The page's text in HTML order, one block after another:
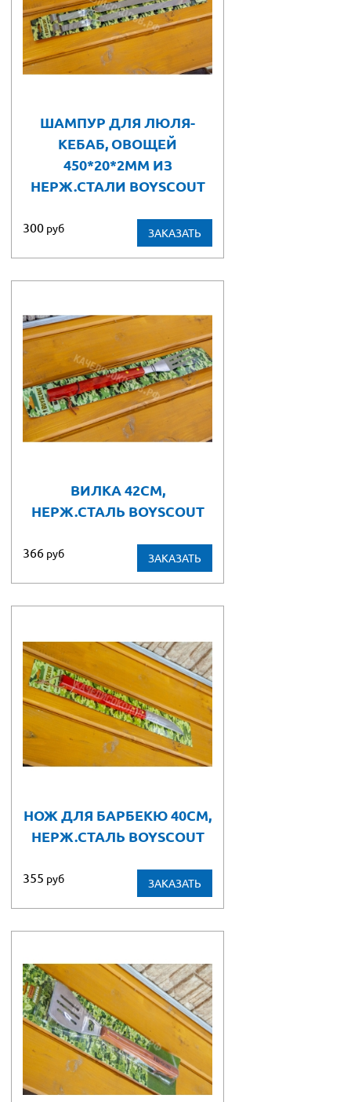
ШАМПУР ДЛЯ ЛЮЛЯ-
КЕБАБ, ОВОЩЕЙ
450*20*2ММ ИЗ
НЕРЖ.СТАЛИ BOYSCOUT
300 руб ЗАКАЗАТЬ
ВИЛКА 42СМ,
НЕРЖ.СТАЛЬ BOYSCOUT
366 руб ЗАКАЗАТЬ
НОЖ ДЛЯ БАРБЕКЮ 40СМ,
НЕРЖ.СТАЛЬ BOYSCOUT
355 руб ЗАКАЗАТЬ